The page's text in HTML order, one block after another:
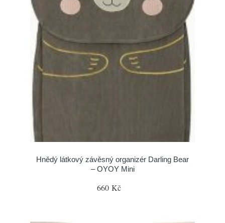
Hnědý látkový závěsný organizér Darling Bear
– OYOY Mini
660 Kč